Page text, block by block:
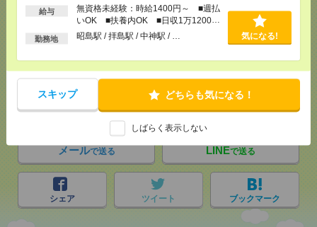
給与
無資格未経験：時給1400円～ ■週払
いOK ■扶養内OK ■日収1万1200円
以上
勤務地 昭島駅 / 拝島駅 / 中神駅 / … 気になる!
スキップ どちらも気になる！
しばらく表示しない
気になる！
メールで送る LINEで送る
シェア ツイート ブックマーク